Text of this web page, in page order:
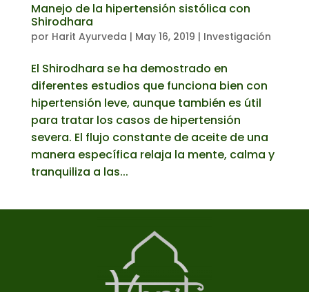
Manejo de la hipertensión sistólica con
Shirodhara
por Harit Ayurveda | May 16, 2019 | Investigación
El Shirodhara se ha demostrado en
diferentes estudios que funciona bien con
hipertensión leve, aunque también es útil
para tratar los casos de hipertensión
severa. El flujo constante de aceite de una
manera específica relaja la mente, calma y
tranquiliza a las...